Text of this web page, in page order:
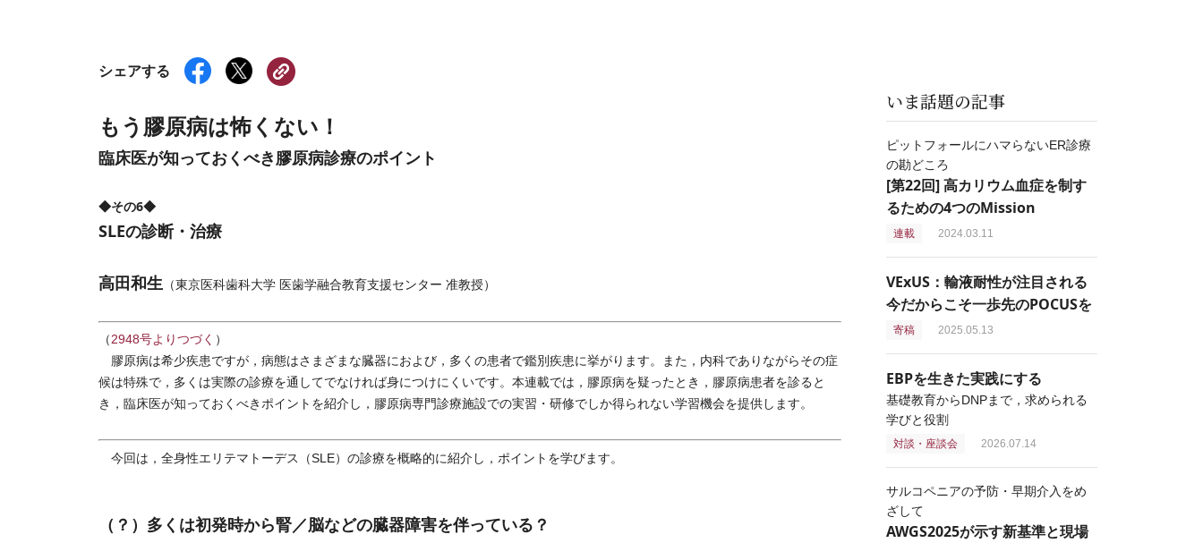
シェアする
もう膠原病は怖くない！
臨床医が知っておくべき膠原病診療のポイント
◆その6◆
SLEの診断・治療
高田和生 （東京医科歯科大学 医歯学融合教育支援センター 准教授）
（2948号よりつづく ）
膠原病は希少疾患ですが，病態はさまざまな臓器におよび，多くの患者で鑑別疾患に挙がります。また，内科でありながらその症
候は特殊で，多くは実際の診療を通してでなければ身につけにくいです。本連載では，膠原病を疑ったとき，膠原病患者を診ると
き，臨床医が知っておくべきポイントを紹介し，膠原病専門診療施設での実習・研修でしか得られない学習機会を提供します。
今回は，全身性エリテマトーデス（SLE）の診療を概略的に紹介し，ポイントを学びます。
（？）多くは初発時から腎／脳などの臓器障害を伴っている？
いま話題の記事
ピットフォールにハマらないER診療
の勘どころ
[第22回] 高カリウム血症を制す
るための4つのMission
連載 2024.03.11
VExUS：輸液耐性が注目される
今だからこそ一歩先のPOCUSを
寄稿 2025.05.13
EBPを生きた実践にする
基礎教育からDNPまで，求められる
学びと役割
対談・座談会 2026.07.14
サルコペニアの予防・早期介入をめ
ざして
AWGS2025が示す新基準と現場